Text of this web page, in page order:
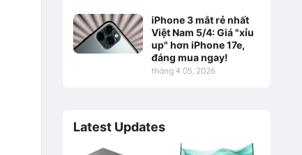
iPhone 3 mắt rẻ nhất
Việt Nam 5/4: Giá "xỉu
up" hơn iPhone 17e,
đáng mua ngay!
tháng 4 05, 2026
Latest Updates